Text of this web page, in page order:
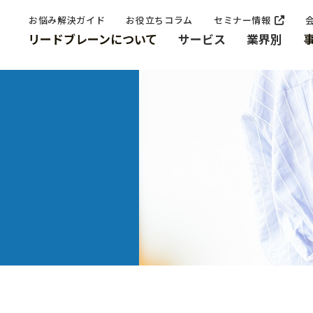
お悩み解決ガイド お役立ちコラム セミナー情報
リードブレーンについて サービス 業界別